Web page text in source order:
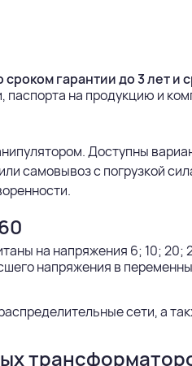
гарантии до 3 лет и
паспорта на продукцию и
Доступны
самовывоз с погрузкой
на напряжения 6; 10; 20;
напряжения в
сети, а